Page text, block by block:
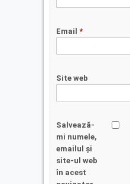
Email *
Site web
Salvează-
mi numele,
emailul și
site-ul web
în acest